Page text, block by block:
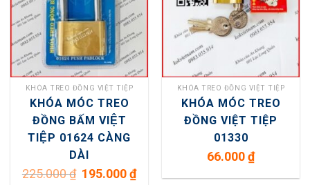
KHÓA TREO ĐỒNG VIỆT TIỆP
KHÓA MÓC TREO
ĐỒNG BẤM VIỆT
TIỆP 01624 CÀNG
DÀI
225.000₫ Giá
gốc
195.000₫Giá
hiện
KHÓA TREO ĐỒNG VIỆT TIỆP
KHÓA MÓC TREO
ĐỒNG VIỆT TIỆP
01330
66.000₫